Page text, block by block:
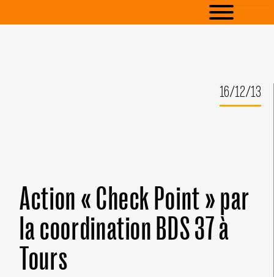
16/12/13
Action « Check Point » par
la coordination BDS 37 à
Tours